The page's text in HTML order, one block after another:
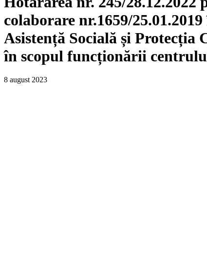
colaborare nr.1659/
Asistență Socială și Protecția
în scopul funcționării
8 august 2023